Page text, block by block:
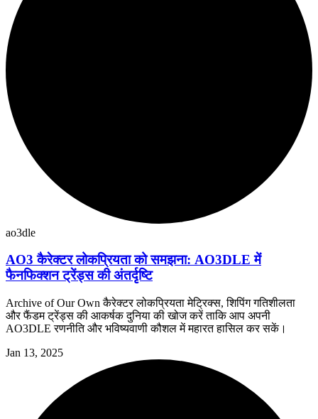
ao3dle
AO3 कैरेक्टर लोकप्रियता को समझना: AO3DLE में
फैनफिक्शन ट्रेंड्स की अंतर्दृष्टि
Archive of Our Own कैरेक्टर लोकप्रियता मेट्रिक्स, शिपिंग गतिशीलता
और फैंडम ट्रेंड्स की आकर्षक दुनिया की खोज करें ताकि आप अपनी
AO3DLE रणनीति और भविष्यवाणी कौशल में महारत हासिल कर सकें।
Jan 13, 2025